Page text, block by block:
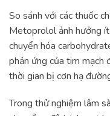
So sánh với các thuốc
Metoprolol ảnh hưởng
chuyển hóa
phản ứng của tim mạch
thời gian bị cơn hạ
Trong thử nghiệm lâm